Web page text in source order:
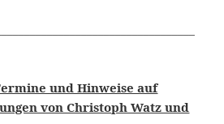
und Hinweise auf
von Christoph Watz und